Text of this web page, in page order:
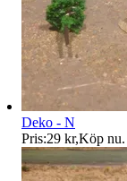
Deko - N
Pris:29 kr,Köp nu.